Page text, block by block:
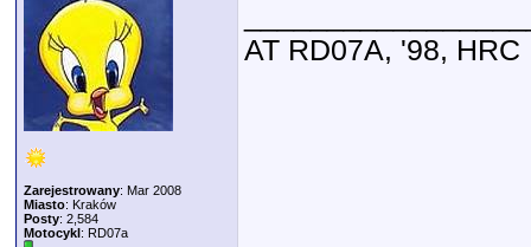
Zarejestrowany: Mar 2008
Miasto: Kraków
Posty: 2,584
Motocykl: RD07a
AT RD07A, '98, HRC